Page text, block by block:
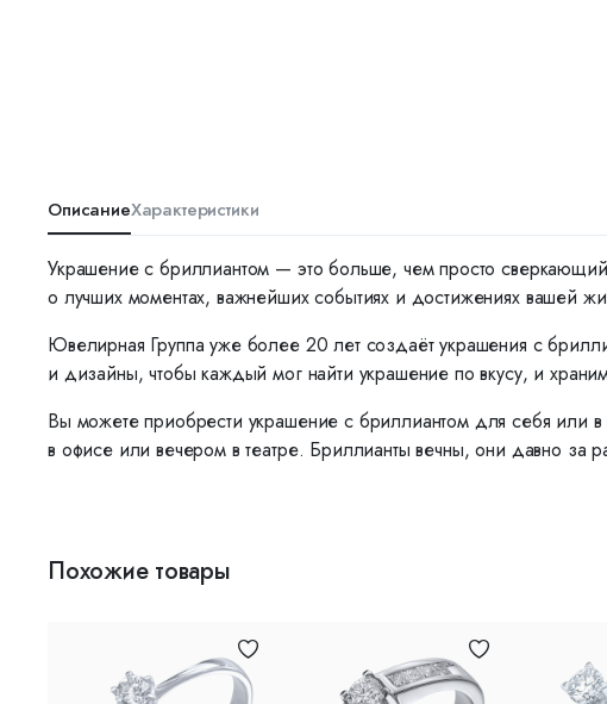
ОписаниеХарактеристики
Украшение с бриллиантом — это больше, чем просто
о лучших моментах, важнейших событиях и достижениях вашей
Ювелирная Группа уже более 20 лет создаёт украшения с
и дизайны, чтобы каждый мог найти украшение по вкусу, и
Вы можете приобрести украшение с бриллиантом для себя или
в офисе или вечером в театре. Бриллианты вечны, они давно за
Похожие товары